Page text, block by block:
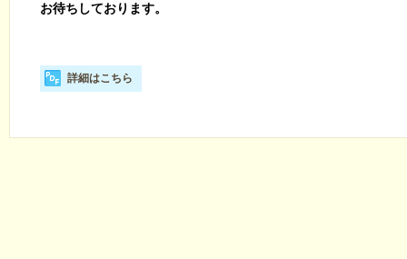
お待ちしております。
詳細はこちら